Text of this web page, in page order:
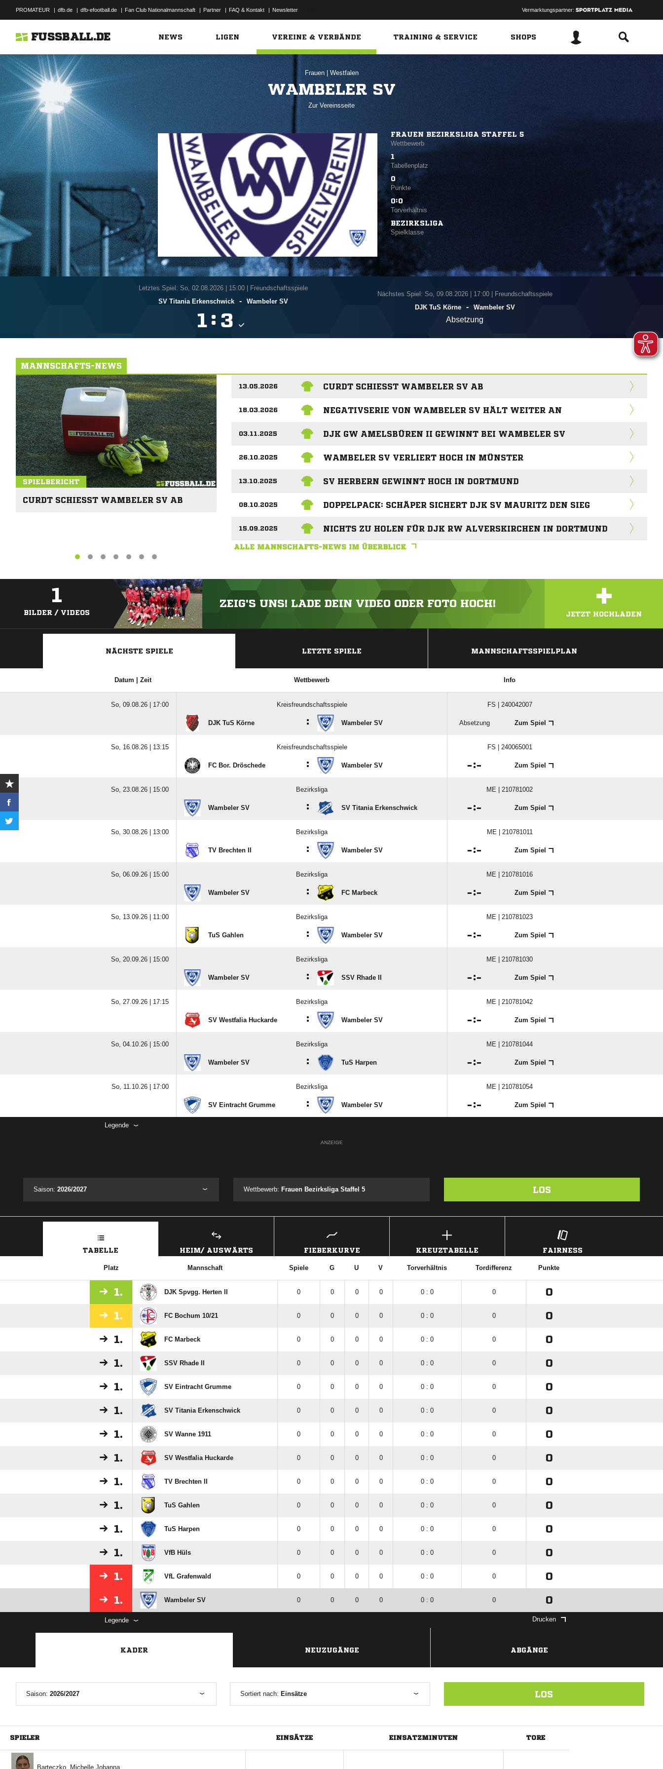
PROMATEUR | dfb.de | dfb-efootball.de | Fan Club Nationalmannschaft | Partner | FAQ & Kontakt | Newsletter Vermarktungspartner:
FUSSBALL.DE NEWS LIGEN VEREINE & VERBÄNDE TRAINING & SERVICE SHOPS
Frauen Westfalen
WAMBELER SV
Zur Vereinsseite
FRAUEN BEZIRKSLIGA STAFFEL 5
Wettbewerb
1
Tabellenplatz
0
Punkte
0:0
Torverhältnis
BEZIRKSLIGA
Spielklasse
Letztes Spiel: So, 02.08.2026| 15:00 | Freundschaftsspiele
SV Titania Erkenschwick
- Wambeler SV
 : 
Nächstes Spiel: So, 09.08.2026| 17:00 | Freundschaftsspiele
DJK TuS Körne
- Wambeler SV
Absetzung
MANNSCHAFTS-NEWS
SPIELBERICHT
CURDT SCHIESST WAMBELER SV AB
13.05.2026 CURDT SCHIESST WAMBELER SV AB
18.03.2026 NEGATIVSERIE VON WAMBELER SV HÄLT WEITER AN
03.11.2025 DJK GW AMELSBÜREN II GEWINNT BEI WAMBELER SV
26.10.2025 WAMBELER SV VERLIERT HOCH IN MÜNSTER
13.10.2025 SV HERBERN GEWINNT HOCH IN DORTMUND
08.10.2025 DOPPELPACK: SCHÄPER SICHERT DJK SV MAURITZ DEN SIEG
15.09.2025 NICHTS ZU HOLEN FÜR DJK RW ALVERSKIRCHEN IN DORTMUND
ALLE MANNSCHAFTS-NEWS IM ÜBERBLICK
1
BILDER / VIDEOS
ZEIG'S UNS! LADE DEIN VIDEO ODER FOTO HOCH! +
JETZT HOCHLADEN
NÄCHSTE SPIELE LETZTE SPIELE MANNSCHAFTSSPIELPLAN
Datum | Zeit Wettbewerb Info
So, 09.08.26 | 17:00 Kreisfreundschaftsspiele FS | 240042007
DJK TuS Körne : Wambeler SV Absetzung Zum Spiel
So, 16.08.26 | 13:15 Kreisfreundschaftsspiele FS | 240065001
FC Bor. Dröschede : Wambeler SV : Zum Spiel
So, 23.08.26 | 15:00 Bezirksliga ME | 210781002
Wambeler SV : SV Titania Erkenschwick : Zum Spiel
So, 30.08.26 | 13:00 Bezirksliga ME | 210781011
TV Brechten II : Wambeler SV : Zum Spiel
So, 06.09.26 | 15:00 Bezirksliga ME | 210781016
Wambeler SV : FC Marbeck : Zum Spiel
So, 13.09.26 | 11:00 Bezirksliga ME | 210781023
TuS Gahlen : Wambeler SV : Zum Spiel
So, 20.09.26 | 15:00 Bezirksliga ME | 210781030
Wambeler SV : SSV Rhade II : Zum Spiel
So, 27.09.26 | 17:15 Bezirksliga ME | 210781042
SV Westfalia Huckarde : Wambeler SV : Zum Spiel
So, 04.10.26 | 15:00 Bezirksliga ME | 210781044
Wambeler SV : TuS Harpen : Zum Spiel
So, 11.10.26 | 17:00 Bezirksliga ME | 210781054
SV Eintracht Grumme : Wambeler SV : Zum Spiel
Legende
ANZEIGE
Saison: 2026/2027 Wettbewerb: Frauen Bezirksliga Staffel 5 LOS
TABELLE HEIM/ AUSWÄRTS FIEBERKURVE KREUZTABELLE FAIRNESS
Platz Mannschaft Spiele G U V Torverhältnis Tordifferenz Punkte
1. DJK Spvgg. Herten II 0 0 0 0 0 : 0 0 0
1. FC Bochum 10/​21 0 0 0 0 0 : 0 0 0
1. FC Marbeck 0 0 0 0 0 : 0 0 0
1. SSV Rhade II 0 0 0 0 0 : 0 0 0
1. SV Eintracht Grumme 0 0 0 0 0 : 0 0 0
1. SV Titania Erkenschwick 0 0 0 0 0 : 0 0 0
1. SV Wanne 1911 0 0 0 0 0 : 0 0 0
1. SV Westfalia Huckarde 0 0 0 0 0 : 0 0 0
1. TV Brechten II 0 0 0 0 0 : 0 0 0
1. TuS Gahlen 0 0 0 0 0 : 0 0 0
1. TuS Harpen 0 0 0 0 0 : 0 0 0
1. VfB Hüls 0 0 0 0 0 : 0 0 0
1. VfL Grafenwald 0 0 0 0 0 : 0 0 0
1. Wambeler SV 0 0 0 0 0 : 0 0 0
Legende Drucken
KADER NEUZUGÄNGE ABGÄNGE
Saison: 2026/2027 Sortiert nach: Einsätze LOS
SPIELER EINSÄTZE EINSATZMINUTEN TORE
  